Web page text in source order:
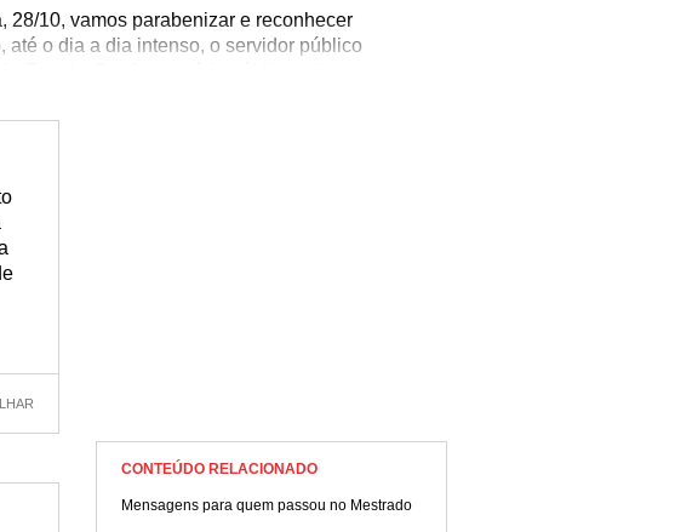
28/10, vamos parabenizar e reconhecer
o dia a dia intenso, o servidor público
Estado. Ser funcionário público exige
exaltar a profissão! Conhece algum
agradecimento e respeito!
CONTEÚDO RELACIONADO
Mensagens para quem passou no Mestrado